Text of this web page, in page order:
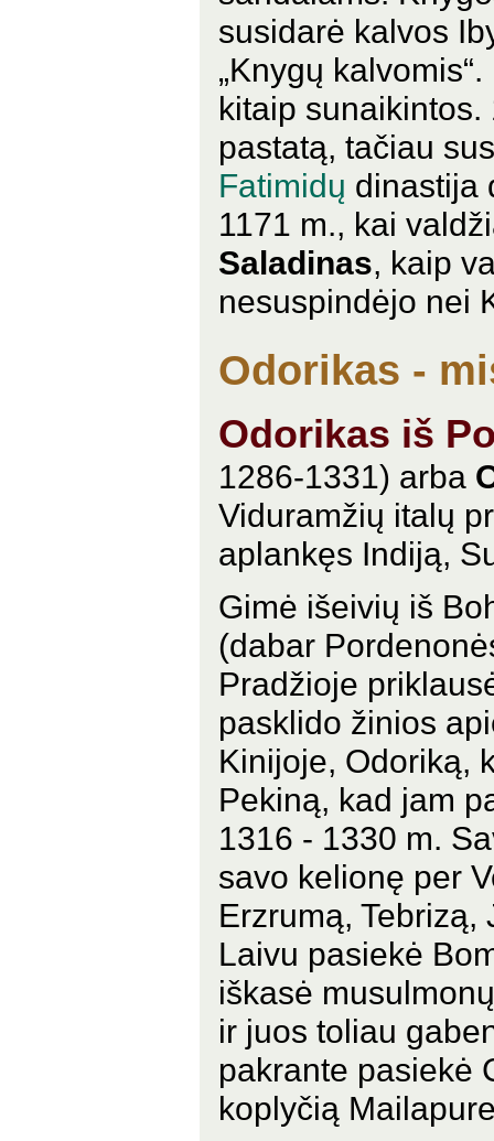
susidarė kalvos
„Knygų
kitaip sunaikintos.
pastatą, tačiau
Fatimidų dinastija
1171 m., kai
Saladinas, kaip
nesuspindėjo nei
Odorikas -
Odorikas iš
1286-1331) arba
Viduramžių italų
aplankęs Indiją,
Gimė išeivių iš
(dabar
Pradžioje
pasklido žinios
Kinijoje, Odoriką,
Pekiną, kad jam
1316 - 1330 m.
savo kelionę per
Erzrumą,
Laivu pasiekė
iškasė
ir juos toliau
pakrante pasiekė
koplyčią